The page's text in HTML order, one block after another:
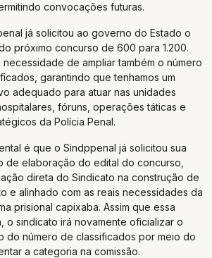
convocações futuras.
já solicitou ao governo do Estado o
próximo concurso de 600 para 1.200.
de ampliar também o número
garantindo que tenhamos um
adequado para atuar nas unidades
fóruns, operações táticas e
da Polícia Penal.
é que o Sindppenal já solicitou sua
de elaboração do edital do concurso,
direta do Sindicato na construção de
e alinhado com as reais necessidades da
prisional capixaba. Assim que essa
o sindicato irá novamente oficializar o
do número de classificados por meio do
a categoria na comissão.